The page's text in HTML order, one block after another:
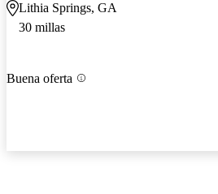
Lithia Springs, GA
30 millas
Buena oferta